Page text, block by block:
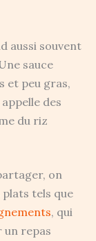
aussi souvent
sauce
et peu gras,
des
du riz
on
tels que
, qui
un repas